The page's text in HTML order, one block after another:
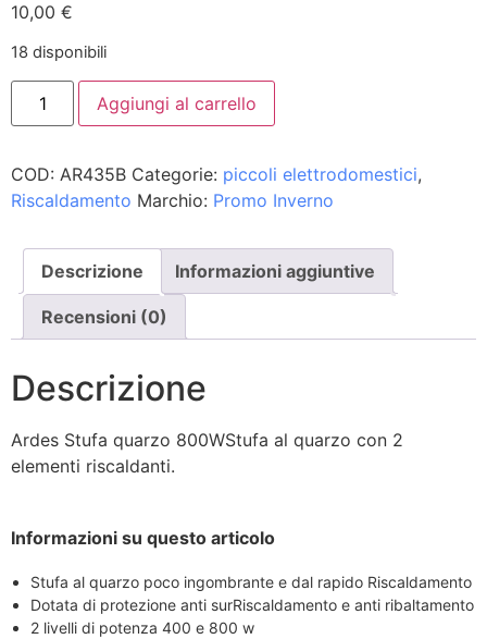
10,00 €
18 disponibili
Aggiungi al carrello
COD: AR435B Categorie: piccoli elettrodomestici,
Riscaldamento Marchio: Promo Inverno
Descrizione Informazioni aggiuntive
Recensioni (0)
Descrizione
Ardes Stufa quarzo 800WStufa al quarzo con 2
elementi riscaldanti.
Informazioni su questo articolo
Stufa al quarzo poco ingombrante e dal rapido Riscaldamento
Dotata di protezione anti surRiscaldamento e anti ribaltamento
2 livelli di potenza 400 e 800 w